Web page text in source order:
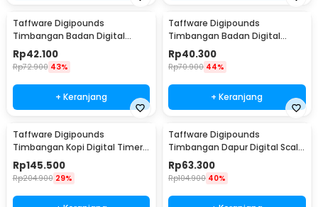
Taffware Digipounds
Timbangan Badan Digital
Scale Battery 0.05kg 180kg -
SC-12
Rp42.100
Rp72.900 43%
+ Keranjang
Taffware Digipounds
Timbangan Badan Digital
Scale Battery 0.05kg 180kg -
SC-15
Rp40.300
Rp70.900 44%
+ Keranjang
Taffware Digipounds
Timbangan Kopi Digital Timer
Coffee Scale 3000g-0.1g -
TSC3/5/10
Rp145.500
Rp204.900 29%
Taffware Digipounds
Timbangan Dapur Digital Scale
Battery 0.1g 2kg - K70a
Rp63.300
Rp104.900 40%